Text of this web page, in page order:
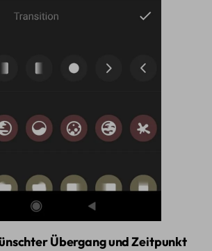
Übergang und Zeitpunkt